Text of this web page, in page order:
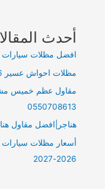
أحدث
افضل مظلات سيارات جيزان
مظلات احواش عسير 2026/انواعها واسعارها
مقاول عظم خميس
0550708613
هناجر|افضل مقاول هناجر
أسعار مظلات
2026-2027